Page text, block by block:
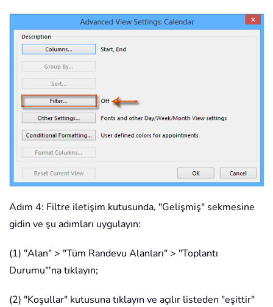
Adım 4: Filtre iletişim kutusunda, "Gelişmiş" sekmesine
gidin ve şu adımları uygulayın:
(1) "Alan" > "Tüm Randevu Alanları" > "Toplantı
Durumu"'na tıklayın;
(2) "Koşullar" kutusuna tıklayın ve açılır listeden "eşittir"